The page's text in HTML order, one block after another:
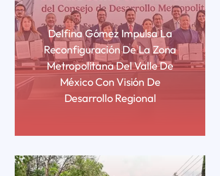
Delfina Gómez Impulsa La
Reconfiguración De La Zona
Metropolitana Del Valle De
México Con Visión De
Desarrollo Regional